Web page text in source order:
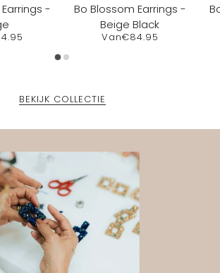
-
Bo Blossom Earrings -
Beige Black
Van€84.95
BEKIJK COLLECTIE